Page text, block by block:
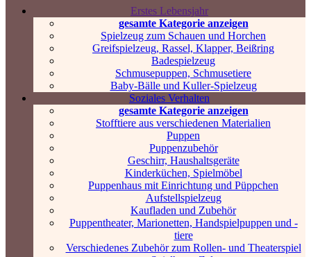
Erstes Lebensjahr
gesamte Kategorie anzeigen
Spielzeug zum Schauen und Horchen
Greifspielzeug, Rassel, Klapper, Beißring
Badespielzeug
Schmusepuppen, Schmusetiere
Baby-Bälle und Kuller-Spielzeug
Soziales Verhalten
gesamte Kategorie anzeigen
Stofftiere aus verschiedenen Materialien
Puppen
Puppenzubehör
Geschirr, Haushaltsgeräte
Kinderküchen, Spielmöbel
Puppenhaus mit Einrichtung und Püppchen
Aufstellspielzeug
Kaufladen und Zubehör
Puppentheater, Marionetten, Handspielpuppen und -
tiere
Verschiedenes Zubehör zum Rollen- und Theaterspiel